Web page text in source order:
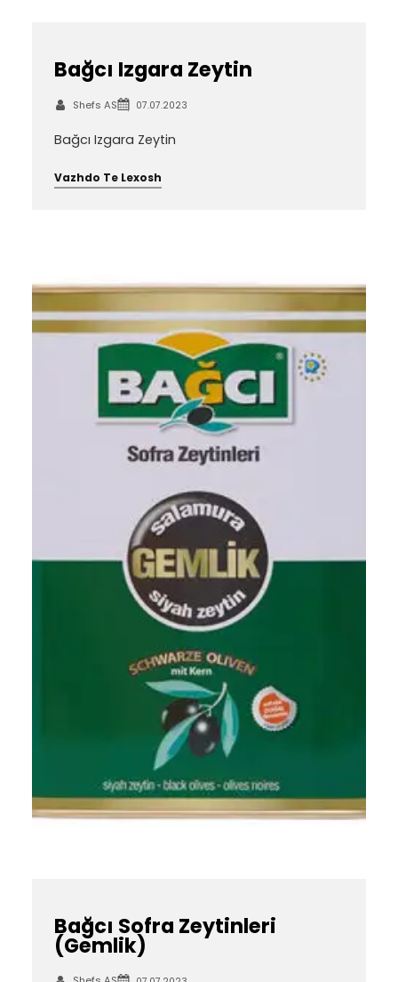
Bağcı Izgara Zeytin
Shefs AS 07.07.2023
Bağcı Izgara Zeytin
Vazhdo Te Lexosh
Bağcı Sofra Zeytinleri
(Gemlik)